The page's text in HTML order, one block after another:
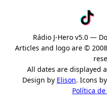
Rádio J-Hero v5.0 —
Articles and logo are ©
All dates are displayed
Design by Elison. Icons by
Política